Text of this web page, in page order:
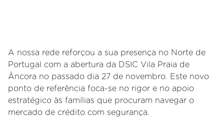
A nossa rede reforçou a sua presença no Norte de
Portugal com a abertura da DSIC Vila Praia de
Âncora no passado dia 27 de novembro. Este novo
ponto de referência foca-se no rigor e no apoio
estratégico às famílias que procuram navegar o
mercado de crédito com segurança.